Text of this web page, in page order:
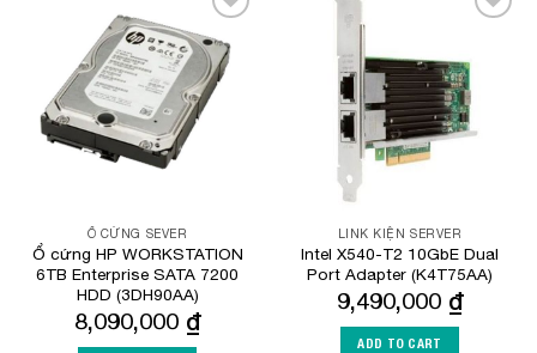
Add to
Wishlist
Ổ CỨNG SEVER
Ổ cứng HP WORKSTATION
6TB Enterprise SATA 7200
HDD (3DH90AA)
8,090,000 ₫
LINK KIỆN SERVER
Intel X540-T2 10GbE Dual
Port Adapter (K4T75AA)
9,490,000 ₫
ADD TO CART